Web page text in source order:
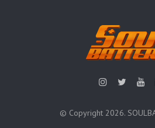
© Copyright 2026.